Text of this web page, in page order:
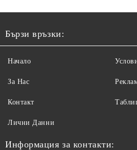
Бързи връзки:
Начало
За Нас
Контакт
Лични Данни
Информация за контакти: